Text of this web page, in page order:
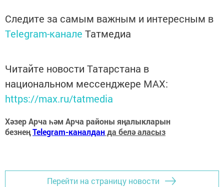
Следите за самым важным и интересным в
Telegram-канале Татмедиа
Читайте новости Татарстана в
национальном мессенджере MАХ:
https://max.ru/tatmedia
Хәзер Арча һәм Арча районы яңалыкларын
безнеңTelegram-каналданда белә аласыз
Перейти на страницу новости